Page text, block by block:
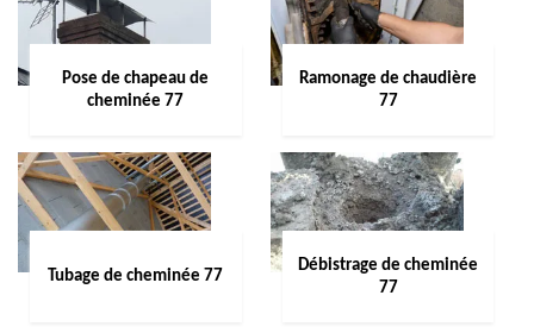
Pose de chapeau de
cheminée 77
Ramonage de chaudière
77
Tubage de cheminée 77
Débistrage de cheminée
77